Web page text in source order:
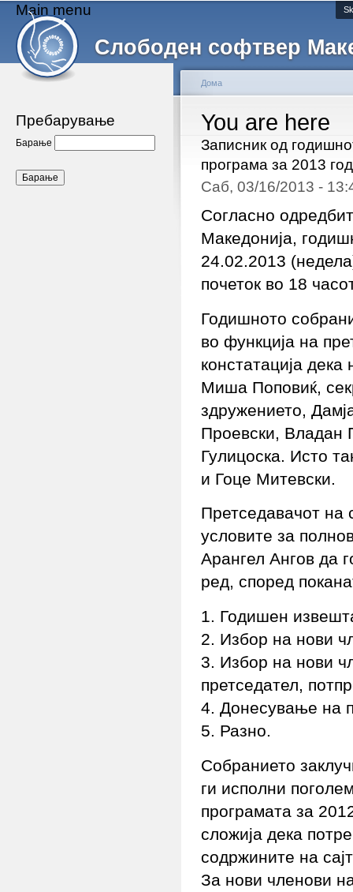
Слободен софтвер
Main menu
Пребарување
Барање
You are here
Дома
Записник од
програма за 2013
Саб, 03/16/2013 -
Согласно
Македонија,
24.02.2013
почеток во 18
Годишното
во функција на
констатација
Миша Поповиќ,
здружението,
Проевски, Владан
Гулицоска. Исто
и Гоце Митевски.
Претседавачот на
условите за
Арангел Ангов да
ред, според
1. Годишен
2. Избор на нови
3. Избор на нови
претседател,
4. Донесување на
5. Разно.
Собранието
ги исполни
програмата за
сложија дека
содржините на
За нови членови